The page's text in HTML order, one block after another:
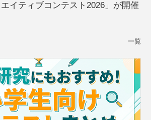
エイティブコンテスト2026」が開催
一覧